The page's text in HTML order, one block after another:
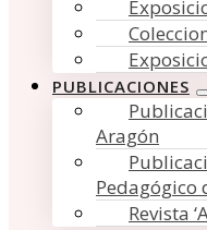
PUBLICACIONES
Aragón
Pedagógico
Revista